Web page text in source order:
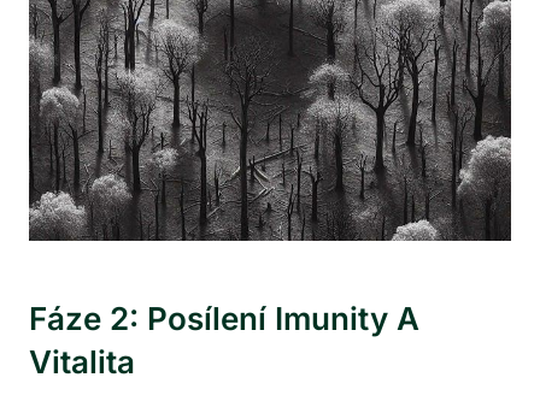
Fáze 2: Posílení Imunity A
Vitalita